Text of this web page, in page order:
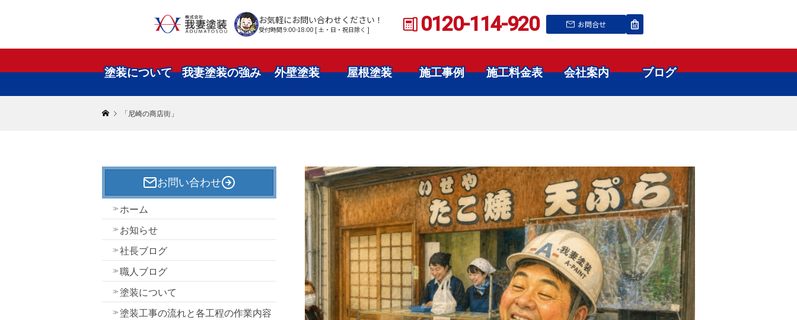
お気軽にお問い合わせください！
受付時間 9:00-18:00 [ 土・日・祝日除く ] 0120-114-920 お問合せ
塗装について 我妻塗装の強み 外壁塗装 屋根塗装 施工事例 施工料金表 会社案内 ブログ
「尼崎の商店街」
お問い合わせ
ホーム
お知らせ
社長ブログ
職人ブログ
塗装について
塗装工事の流れと各工程の作業内容